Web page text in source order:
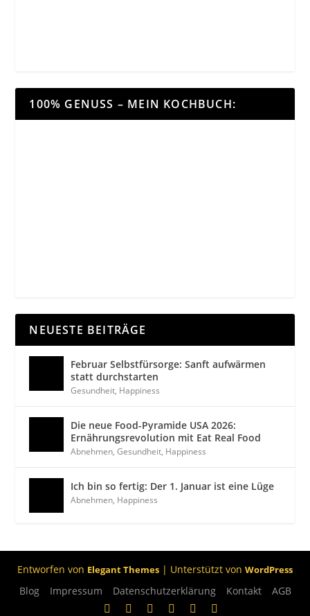
100% GENUSS – MEIN KOCHBUCH:
NEUESTE BEITRÄGE
Februar Selbstfürsorge: Sanft aufwärmen
statt durchstarten
Gesundheit, Happiness
Die neue Food-Pyramide USA 2026:
Ernährungsrevolution mit Eat Real Food
Abnehmen,Gesundheit, Happiness
Ich bin so fertig: Der 1. Januar ist eine Lüge
Abnehmen, Happiness
Entworfen von Elegant Themes | Unterstützt von WordPress
Blog Impressum Datenschutzerklärung Kontakt AGB